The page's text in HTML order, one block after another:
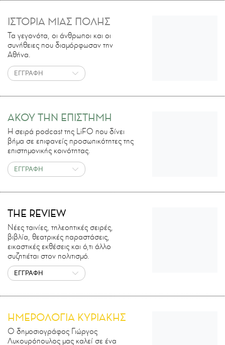
ΙΣΤΟΡΙΑ ΜΙΑΣ ΠΟΛΗΣ
Τα γεγονότα, οι άνθρωποι και οι
συνήθειες που διαμόρφωσαν την
Αθήνα.
ΕΓΓΡΑΦΗ
ΑΚΟΥ ΤΗΝ ΕΠΙΣΤΗΜΗ
H σειρά podcast της LiFO που δίνει
βήμα σε επιφανείς προσωπικότητες της
επιστημονικής κοινότητας.
ΕΓΓΡΑΦΗ
THE REVIEW
Νέες ταινίες, τηλεοπτικές σειρές,
βιβλία, θεατρικές παραστάσεις,
εικαστικές εκθέσεις και ό,τι άλλο
συζητιέται στον πολιτισμό.
ΕΓΓΡΑΦΗ
ΗΜΕΡΟΛΟΓΙΑ ΚΥΡΙΑΚΗΣ
Ο δημοσιογράφος Γιώργος
Λυκουρόπουλος μας καλεί σε ένα